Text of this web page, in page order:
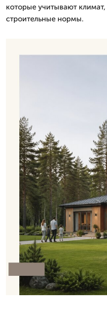
которые учитывают
строительные нормы.